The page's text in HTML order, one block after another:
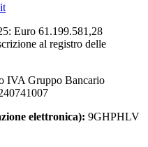
Euro 61.199.581,28
al registro delle
IVA Gruppo Bancario
elettronica): 9GHPHLV